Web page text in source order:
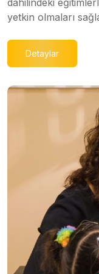
dahilindeki
yetkin olmaları
Detaylar